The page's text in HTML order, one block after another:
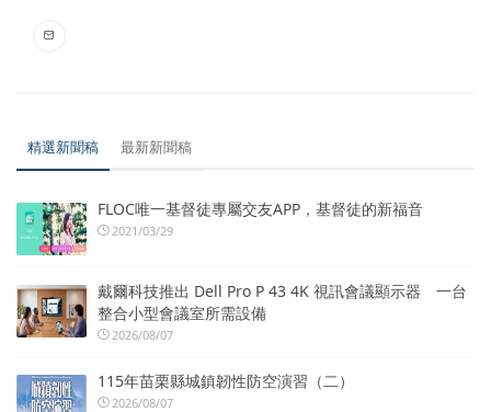
精選新聞稿 最新新聞稿
FLOC唯一基督徒專屬交友APP，基督徒的新福音
2021/03/29
戴爾科技推出 Dell Pro P 43 4K 視訊會議顯示器 一台
整合小型會議室所需設備
2026/08/07
115年苗栗縣城鎮韌性防空演習（二）
2026/08/07